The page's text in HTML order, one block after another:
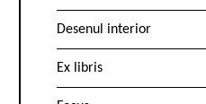
Desenul interior
Ex libris